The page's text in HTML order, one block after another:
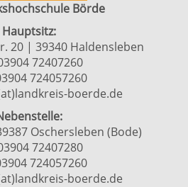
Börde
Hauptsitz:
20 | 39340 Haldensleben
72407260
724057260
boerde.de
Oschersleben (Bode)
72407280
724057260
boerde.de